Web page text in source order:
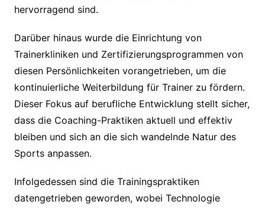
hervorragend sind.
Darüber hinaus wurde die Einrichtung von
Trainerkliniken und Zertifizierungsprogrammen von
diesen Persönlichkeiten vorangetrieben, um die
kontinuierliche Weiterbildung für Trainer zu fördern.
Dieser Fokus auf berufliche Entwicklung stellt sicher,
dass die Coaching-Praktiken aktuell und effektiv
bleiben und sich an die sich wandelnde Natur des
Sports anpassen.
Infolgedessen sind die Trainingspraktiken
datengetrieben geworden, wobei Technologie